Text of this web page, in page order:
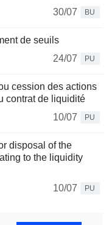
30/07
BU
de seuils
24/07
PU
cession des actions
contrat de liquidité
10/07
PU
disposal of the
to the liquidity
10/07
PU